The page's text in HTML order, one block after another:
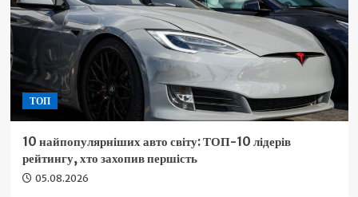
ТОП
10 найпопулярніших авто світу: ТОП-10 лідерів
рейтингу, хто захопив першість
05.08.2026